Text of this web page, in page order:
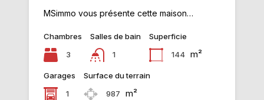
MSimmo vous présente cette maison…
Chambres
3
Salles de bain
1
Superficie
144 m²
Garages
1
Surface du terrain
987
m²